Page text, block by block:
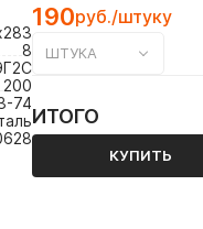
8
200
74
190руб./штуку
ШТУКА
ИТОГО
КУПИТЬ